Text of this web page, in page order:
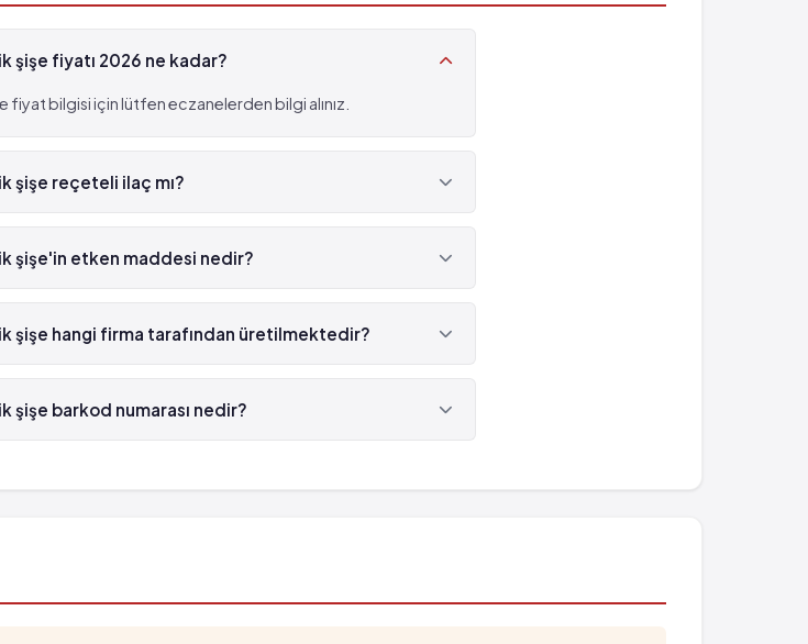
şişe fiyatı 2026 ne kadar?
fiyat bilgisi için lütfen eczanelerden bilgi alınız.
şişe reçeteli ilaç mı?
şişe reçetesizdir.
şişe'in etken maddesi nedir?
etken maddesi Koruma faktörleri 'dür.
şişe hangi firma tarafından üretilmektedir?
, Assos tarafından üretilmektedir.
şişe barkod numarası nedir?